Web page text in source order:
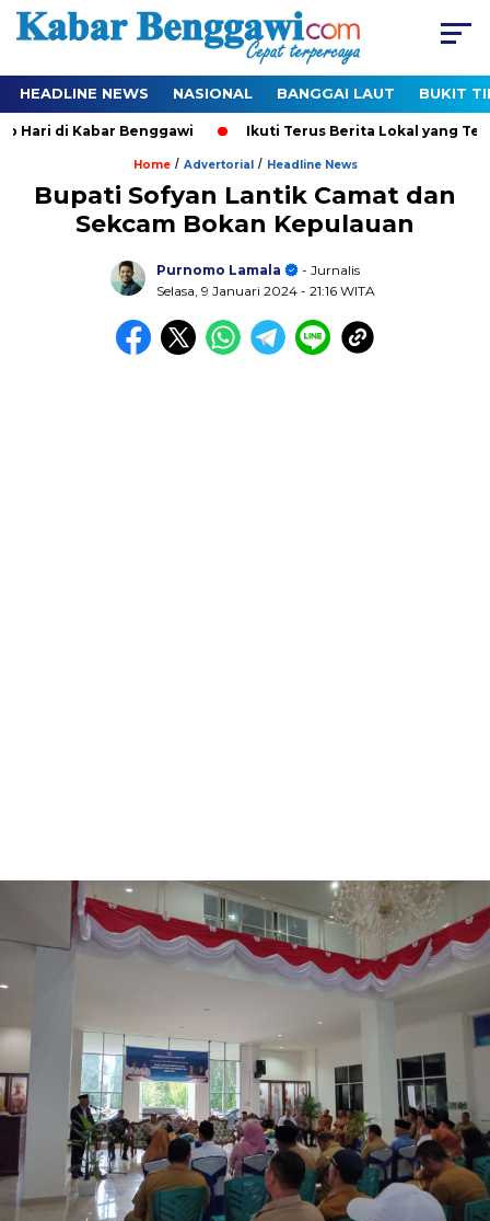
HEADLINE NEWS NASIONAL BANGGAI LAUT BUKIT
Benggawi Ikuti Terus Berita Lokal yang Ter-Update
Home/ Advertorial/ Headline News
Bupati Sofyan Lantik Camat dan
Sekcam Bokan Kepulauan
Purnomo Lamala
- Jurnalis
Selasa, 9 Januari 2024 - 21:16 WITA